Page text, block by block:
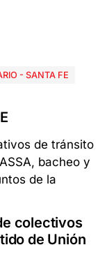
- SANTA FE
colectivos
de Unión